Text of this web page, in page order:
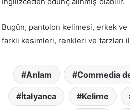
Bugün, pantolon kelimesi, erkek ve
farklı kesimleri, renkleri ve tarzları
Anlam Commedia
İtalyanca Kelime